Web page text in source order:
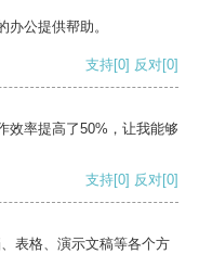
公提供帮助。
支持[0] 反对[0]
效率提高了50%，让我能够
支持[0] 反对[0]
表格、演示文稿等各个方